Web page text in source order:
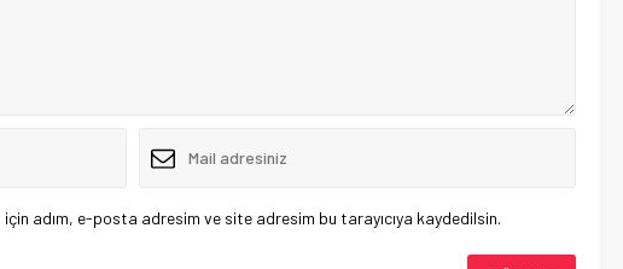
için adım, e-posta adresim ve site adresim bu tarayıcıya kaydedilsin.